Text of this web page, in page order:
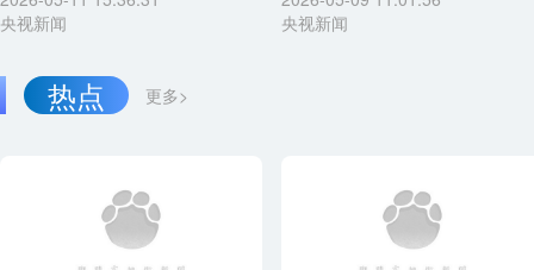
央视新闻
央视新闻
更多>
热点